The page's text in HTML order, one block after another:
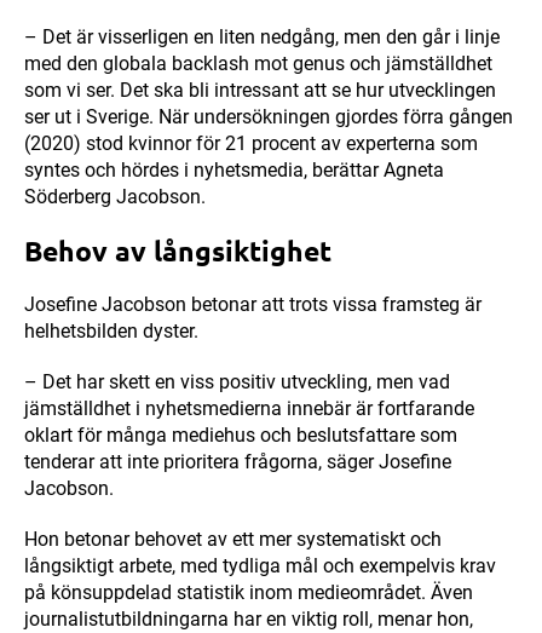
– Det är visserligen en liten nedgång, men den går i linje
med den globala backlash mot genus och jämställdhet
som vi ser. Det ska bli intressant att se hur utvecklingen
ser ut i Sverige. När undersökningen gjordes förra gången
(2020) stod kvinnor för 21 procent av experterna som
syntes och hördes i nyhetsmedia, berättar Agneta
Söderberg Jacobson.
Behov av långsiktighet
Josefine Jacobson betonar att trots vissa framsteg är
helhetsbilden dyster.
– Det har skett en viss positiv utveckling, men vad
jämställdhet i nyhetsmedierna innebär är fortfarande
oklart för många mediehus och beslutsfattare som
tenderar att inte prioritera frågorna, säger Josefine
Jacobson.
Hon betonar behovet av ett mer systematiskt och
långsiktigt arbete, med tydliga mål och exempelvis krav
på könsuppdelad statistik inom medieområdet. Även
journalistutbildningarna har en viktig roll, menar hon,